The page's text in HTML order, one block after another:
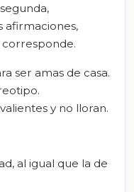
afirmaciones,
ser amas de casa.
y no lloran.
al igual que la de